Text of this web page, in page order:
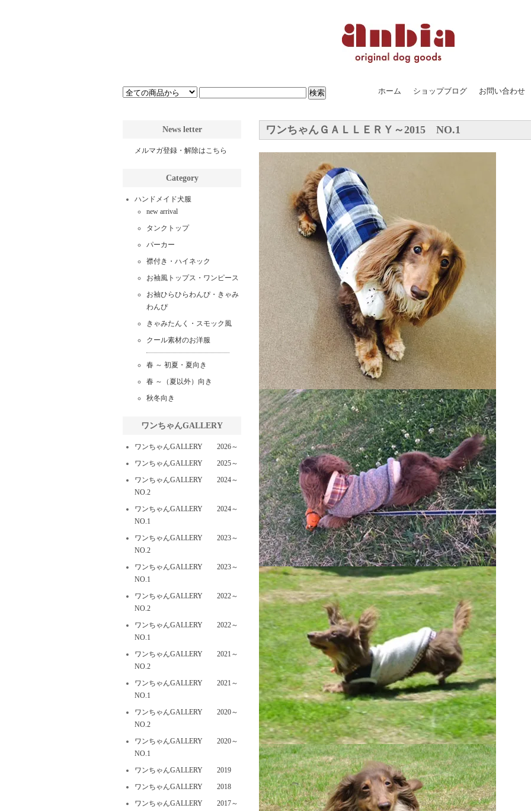
ホーム ショップブログ お問い合わせ
ワンちゃんＧＡＬＬＥＲＹ～2015 NO.1
News letter
メルマガ登録・解除はこちら
Category
ハンドメイド犬服
new arrival
タンクトップ
パーカー
襟付き・ハイネック
お袖風トップス・ワンピース
お袖ひらひらわんぴ・きゃみ
わんぴ
きゃみたんく・スモック風
クール素材のお洋服
春 ～ 初夏・夏向き
春 ～（夏以外）向き
秋冬向き
ワンちゃんGALLERY
ワンちゃんGALLERY 2026～
ワンちゃんGALLERY 2025～
ワンちゃんGALLERY 2024～
NO.2
ワンちゃんGALLERY 2024～
NO.1
ワンちゃんGALLERY 2023～
NO.2
ワンちゃんGALLERY 2023～
NO.1
ワンちゃんGALLERY 2022～
NO.2
ワンちゃんGALLERY 2022～
NO.1
ワンちゃんGALLERY 2021～
NO.2
ワンちゃんGALLERY 2021～
NO.1
ワンちゃんGALLERY 2020～
NO.2
ワンちゃんGALLERY 2020～
NO.1
ワンちゃんGALLERY 2019
ワンちゃんGALLERY 2018
ワンちゃんGALLERY 2017～